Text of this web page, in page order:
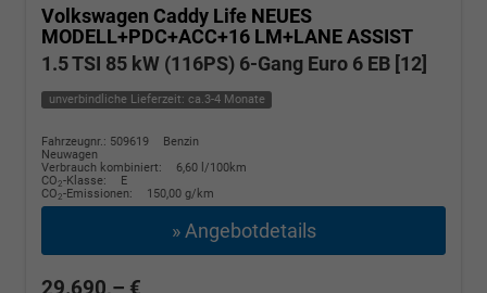
Volkswagen Caddy Life NEUES
MODELL+PDC+ACC+16 LM+LANE ASSIST
1.5 TSI 85 kW (116PS) 6-Gang Euro 6 EB [12]
unverbindliche Lieferzeit: ca.3-4 Monate
Fahrzeugnr.: 509619
Benzin
Neuwagen
Verbrauch kombiniert:
6,60 l/100km
CO2-Klasse:
E
CO2-Emissionen: 150,00 g/km
» Angebotdetails